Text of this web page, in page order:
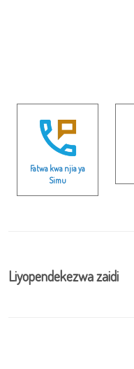
Fatwa kwa njia ya
Simu
Liyopendekezwa zaidi